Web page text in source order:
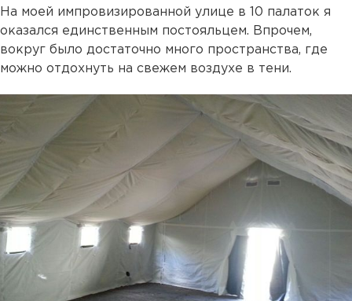
На моей импровизированной улице в 10 палаток я
оказался единственным постояльцем. Впрочем,
вокруг было достаточно много пространства, где
можно отдохнуть на свежем воздухе в тени.